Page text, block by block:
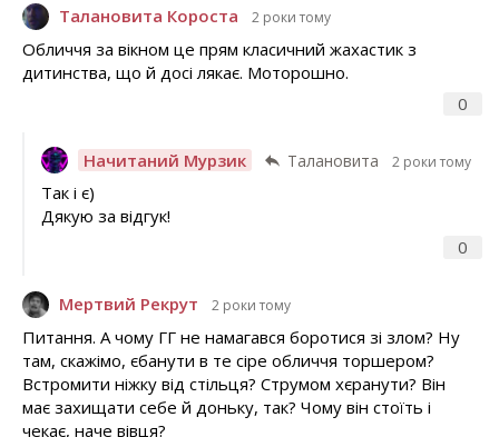
Талановита Короста 2 роки тому
0
Обличчя за вікном це прям класичний жахастик з
дитинства, що й досі лякає. Моторошно.
Начитаний Мурзик Талановита 2 роки тому
0
Так і є)
Дякую за відгук!
Мертвий Рекрут 2 роки тому
Питання. А чому ГГ не намагався боротися зі злом? Ну
там, скажімо, єбанути в те сіре обличчя торшером?
Встромити ніжку від стільця? Струмом хєранути? Він
має захищати себе й доньку, так? Чому він стоїть і
чекає, наче вівця?